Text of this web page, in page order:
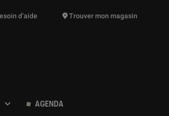
de produits vont vous être proposées
d’aide Trouver mon magasin
AGENDA